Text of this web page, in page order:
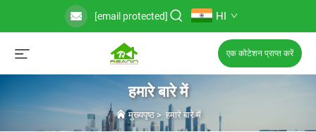
[email protected] HI
एक कोटेशन प्राप्त करें
हमारे बारे में
मुख्यपृष्ठ> हमारे बारे में